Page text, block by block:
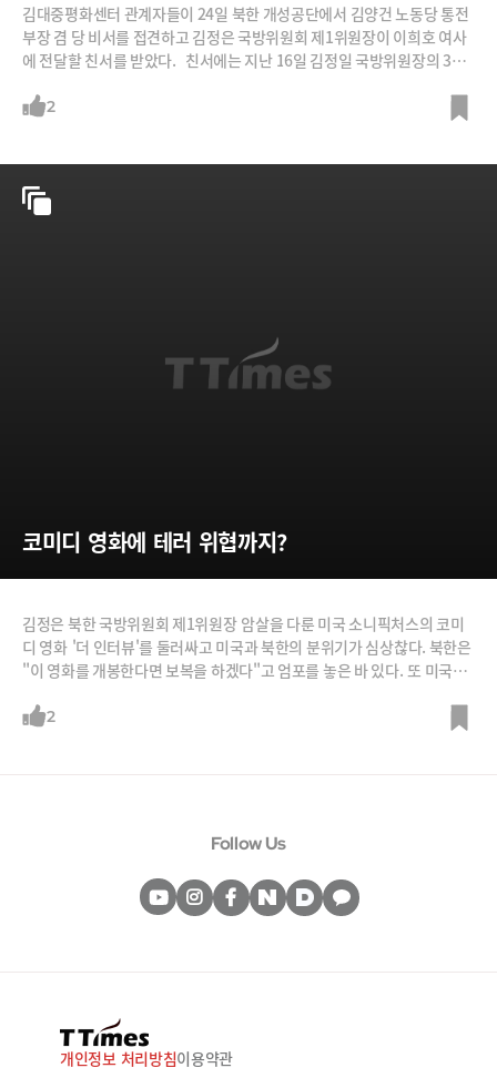
김대중평화센터 관계자들이 24일 북한 개성공단에서 김양건 노동당 통전
부장 겸 당 비서를 접견하고 김정은 국방위원회 제1위원장이 이희호 여사
에 전달할 친서를 받았다. 친서에는 지난 16일 김정일 국방위원장의 3주
따뜻할 때 방북하시길 바란다'는 초청의 내용이 포함돼 있다. /사진=김대
2
코미디 영화에 테러 위협까지?
김정은 북한 국방위원회 제1위원장 암살을 다룬 미국 소니픽처스의 코미
디 영화 '더 인터뷰'를 둘러싸고 미국과 북한의 분위기가 심상찮다. 북한은
"이 영화를 개봉한다면 보복을 하겠다"고 엄포를 놓은 바 있다. 또 미국이
의 골이 더 깊어지는 모양새다. 오바마 대통령은 북한의 사이버공격에 대
2
Follow Us
개인정보 처리방침이용약관